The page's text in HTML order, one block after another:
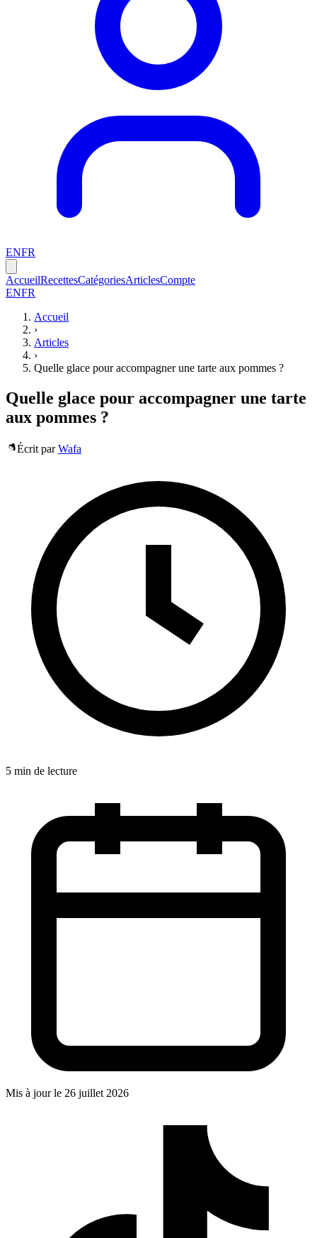
ENFR
AccueilRecettesCatégoriesArticlesCompte
ENFR
Accueil
›
Articles
›
Quelle glace pour accompagner une tarte aux pommes ?
Quelle glace pour accompagner une tarte
aux pommes ?
Écrit parWafa
5 min de lecture
Mis à jour le 26 juillet 2026